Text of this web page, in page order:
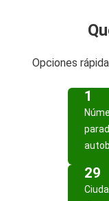
Opciones
1
29